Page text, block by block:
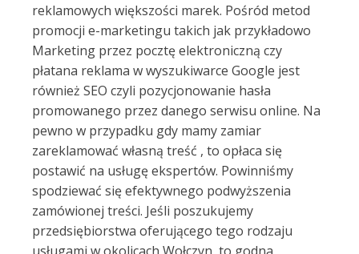
reklamowych większości marek. Pośród metod
promocji e-marketingu takich jak przykładowo
Marketing przez pocztę elektroniczną czy
płatana reklama w wyszukiwarce Google jest
również SEO czyli pozycjonowanie hasła
promowanego przez danego serwisu online. Na
pewno w przypadku gdy mamy zamiar
zareklamować własną treść , to opłaca się
postawić na usługę ekspertów. Powinniśmy
spodziewać się efektywnego podwyższenia
zamówionej treści. Jeśli poszukujemy
przedsiębiorstwa oferującego tego rodzaju